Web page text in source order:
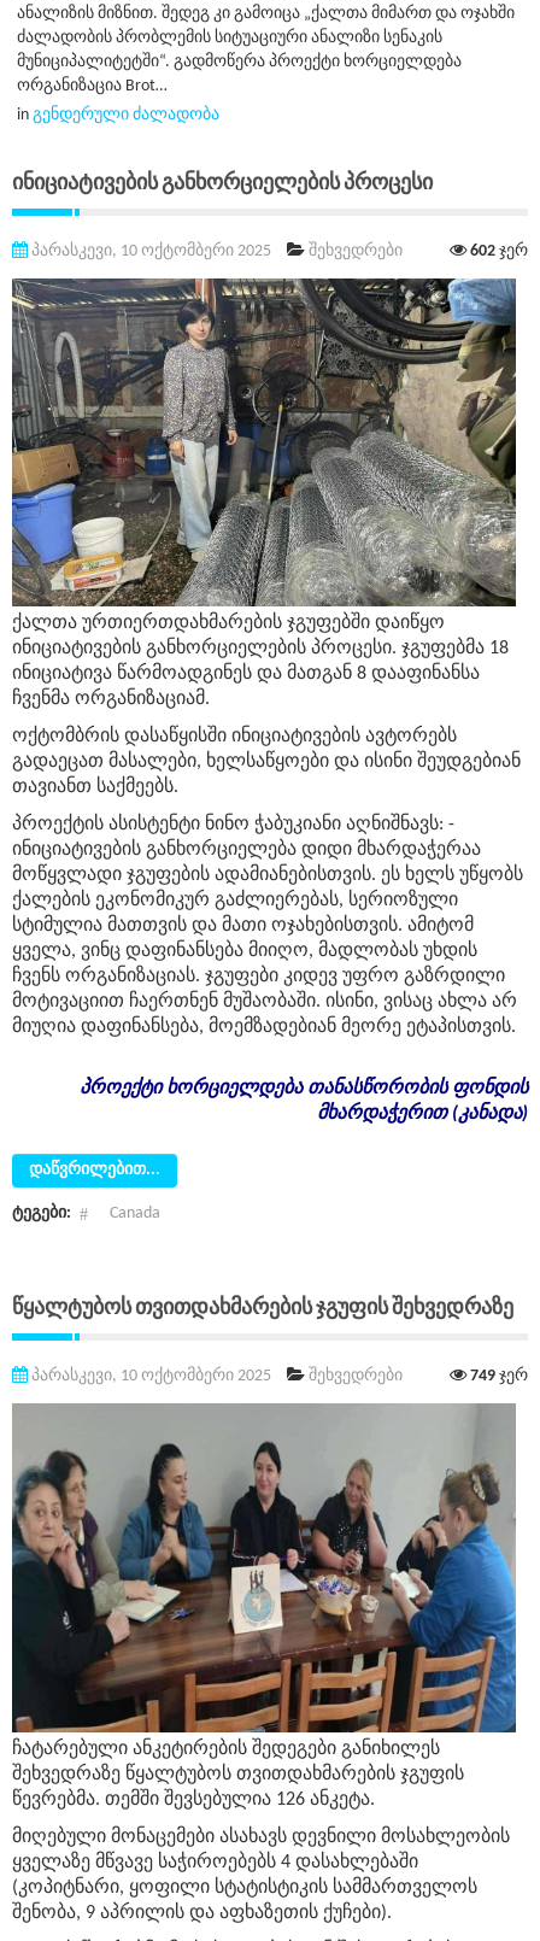
ანალიზის მიზნით. შედეგ კი გამოიცა „ქალთა მიმართ და ოჯახში
ძალადობის პრობლემის სიტუაციური ანალიზი სენაკის
მუნიციპალიტეტში“. გადმოწერა პროექტი ხორციელდება
ორგანიზაცია Brot…
in გენდერული ძალადობა
Ინიციატივების Განხორციელების Პროცესი
პარასკევი, 10 ოქტომბერი 2025 შეხვედრები 602 ჯერ
ქალთა ურთიერთდახმარების ჯგუფებში დაიწყო
ინიციატივების განხორციელების პროცესი. ჯგუფებმა 18
ინიციატივა წარმოადგინეს და მათგან 8 დააფინანსა
ჩვენმა ორგანიზაციამ.
ოქტომბრის დასაწყისში ინიციატივების ავტორებს
გადაეცათ მასალები, ხელსაწყოები და ისინი შეუდგებიან
თავიანთ საქმეებს.
პროექტის ასისტენტი ნინო ჭაბუკიანი აღნიშნავს: -
ინიციატივების განხორციელება დიდი მხარდაჭერაა
მოწყვლადი ჯგუფების ადამიანებისთვის. ეს ხელს უწყობს
ქალების ეკონომიკურ გაძლიერებას, სერიოზული
სტიმულია მათთვის და მათი ოჯახებისთვის. ამიტომ
ყველა, ვინც დაფინანსება მიიღო, მადლობას უხდის
ჩვენს ორგანიზაციას. ჯგუფები კიდევ უფრო გაზრდილი
მოტივაციით ჩაერთნენ მუშაობაში. ისინი, ვისაც ახლა არ
მიუღია დაფინანსება, მოემზადებიან მეორე ეტაპისთვის.
პროექტი ხორციელდება თანასწორობის ფონდის
მხარდაჭერით (კანადა)
დაწვრილებით...
ტეგები: Canada
Წყალტუბოს Თვითდახმარების Ჯგუფის Შეხვედრაზე
პარასკევი, 10 ოქტომბერი 2025 შეხვედრები 749 ჯერ
ჩატარებული ანკეტირების შედეგები განიხილეს
შეხვედრაზე წყალტუბოს თვითდახმარების ჯგუფის
წევრებმა. თემში შევსებულია 126 ანკეტა.
მიღებული მონაცემები ასახავს დევნილი მოსახლეობის
ყველაზე მწვავე საჭიროებებს 4 დასახლებაში
(კოპიტნარი, ყოფილი სტატისტიკის სამმართველოს
შენობა, 9 აპრილის და აფხაზეთის ქუჩები).